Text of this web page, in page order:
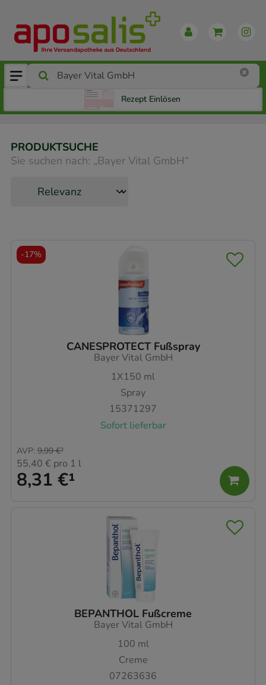
Rezept Einlösen
PRODUKTSUCHE
Sie suchen nach: „Bayer Vital GmbH“
CANESPROTECT Fußspray
Bayer Vital GmbH
1X150 ml
Spray
15371297
Sofort lieferbar
8,31 €¹
AVP: 9,99 €²
55,40 € pro 1 l
-17%
BEPANTHOL Fußcreme
Bayer Vital GmbH
100 ml
Creme
07263636